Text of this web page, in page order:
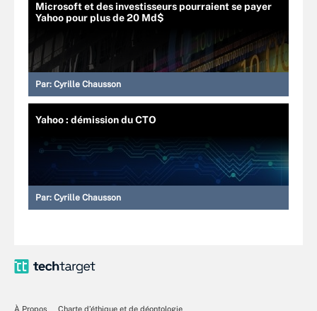
Microsoft et des investisseurs pourraient se payer
Yahoo pour plus de 20 Md$
Par: Cyrille Chausson
Yahoo : démission du CTO
Par: Cyrille Chausson
À Propos
Charte d’éthique et de déontologie